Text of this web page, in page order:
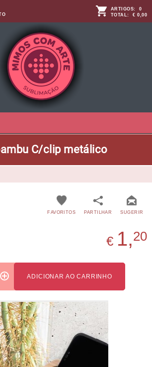
ARTIGOS: 0
TOTAL: € 0,00
C/clip metálico
SUGERIR
PARTILHAR
FAVORITOS
€ 1,20
ADICIONAR AO CARRINHO